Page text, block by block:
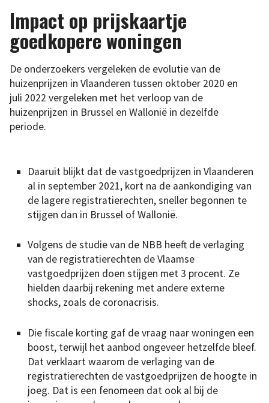
Impact op prijskaartje
goedkopere woningen
De onderzoekers vergeleken de evolutie van de
huizenprijzen in Vlaanderen tussen oktober 2020 en
juli 2022 vergeleken met het verloop van de
huizenprijzen in Brussel en Wallonië in dezelfde
periode.
Daaruit blijkt dat de vastgoedprijzen in Vlaanderen
al in september 2021, kort na de aankondiging van
de lagere registratierechten, sneller begonnen te
stijgen dan in Brussel of Wallonië.
Volgens de studie van de NBB heeft de verlaging
van de registratierechten de Vlaamse
vastgoedprijzen doen stijgen met 3 procent. Ze
hielden daarbij rekening met andere externe
shocks, zoals de coronacrisis.
Die fiscale korting gaf de vraag naar woningen een
boost, terwijl het aanbod ongeveer hetzelfde bleef.
Dat verklaart waarom de verlaging van de
registratierechten de vastgoedprijzen de hoogte in
joeg. Dat is een fenomeen dat ook al bij de